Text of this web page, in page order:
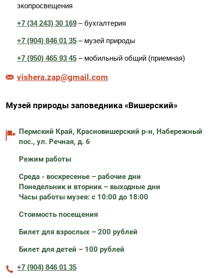
экопросвещения
+7 (34 243) 30 169 – бухгалтерия
+7 (904) 846 01 35 – музей природы
+7 (950) 465 93 45 – мобильный общий (приемная)
vishera.zap@gmail.com
Музей природы заповедника «Вишерский»
Пермский Край, Красновишерский р-н, Набережный
пос., ул. Речная, д. 6
Режим работы
Среда - воскресенье – рабочие дни
Понедельник и вторник– выходные дни
Часы работы музея: с 10:00 до 18:00
Стоимость посещения
Билет для взрослых – 200 рублей
Билет для детей – 100 рублей
+7 (904) 846 01 35